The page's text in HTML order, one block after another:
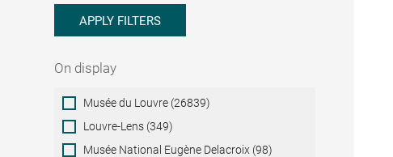
APPLY FILTERS
On display
On
display
Musée du Louvre (26839)
Louvre-Lens (349)
Musée National Eugène Delacroix (98)